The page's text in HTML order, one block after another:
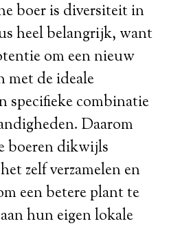
boer is diversiteit in
heel belangrijk, want
om een nieuw
met de ideale
specifieke combinatie
Daarom
boeren dikwijls
zelf verzamelen en
een betere plant te
hun eigen lokale